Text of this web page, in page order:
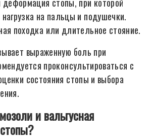
на пальцы и подушечки.
походка или длительное стояние.
выраженную боль при
проконсультироваться с
состояния стопы и выбора
и вальгусная